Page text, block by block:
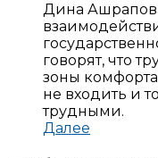
Дина
говорят, что
зоны
не входить и
трудными.
Далее